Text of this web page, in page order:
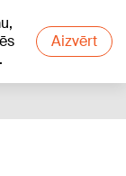
Aizvērt